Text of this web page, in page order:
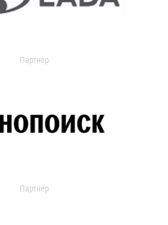
Партнер
Партнер